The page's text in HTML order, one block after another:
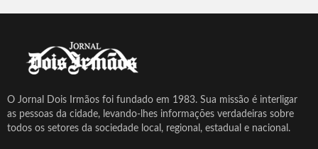
O Jornal Dois Irmãos foi fundado em 1983. Sua missão é interligar
as pessoas da cidade, levando-lhes informações verdadeiras sobre
todos os setores da sociedade local, regional, estadual e nacional.